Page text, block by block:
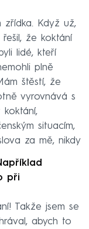
zřídka. Když už,
že koktání
lidé, kteří
plně
štěstí, že
vyrovnává s
koktání,
situacím,
za mě, nikdy
při
Takže jsem se
abych to